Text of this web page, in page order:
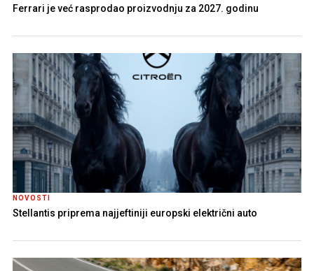
Ferrari je već rasprodao proizvodnju za 2027. godinu
NOVOSTI
Stellantis priprema najjeftiniji europski električni auto